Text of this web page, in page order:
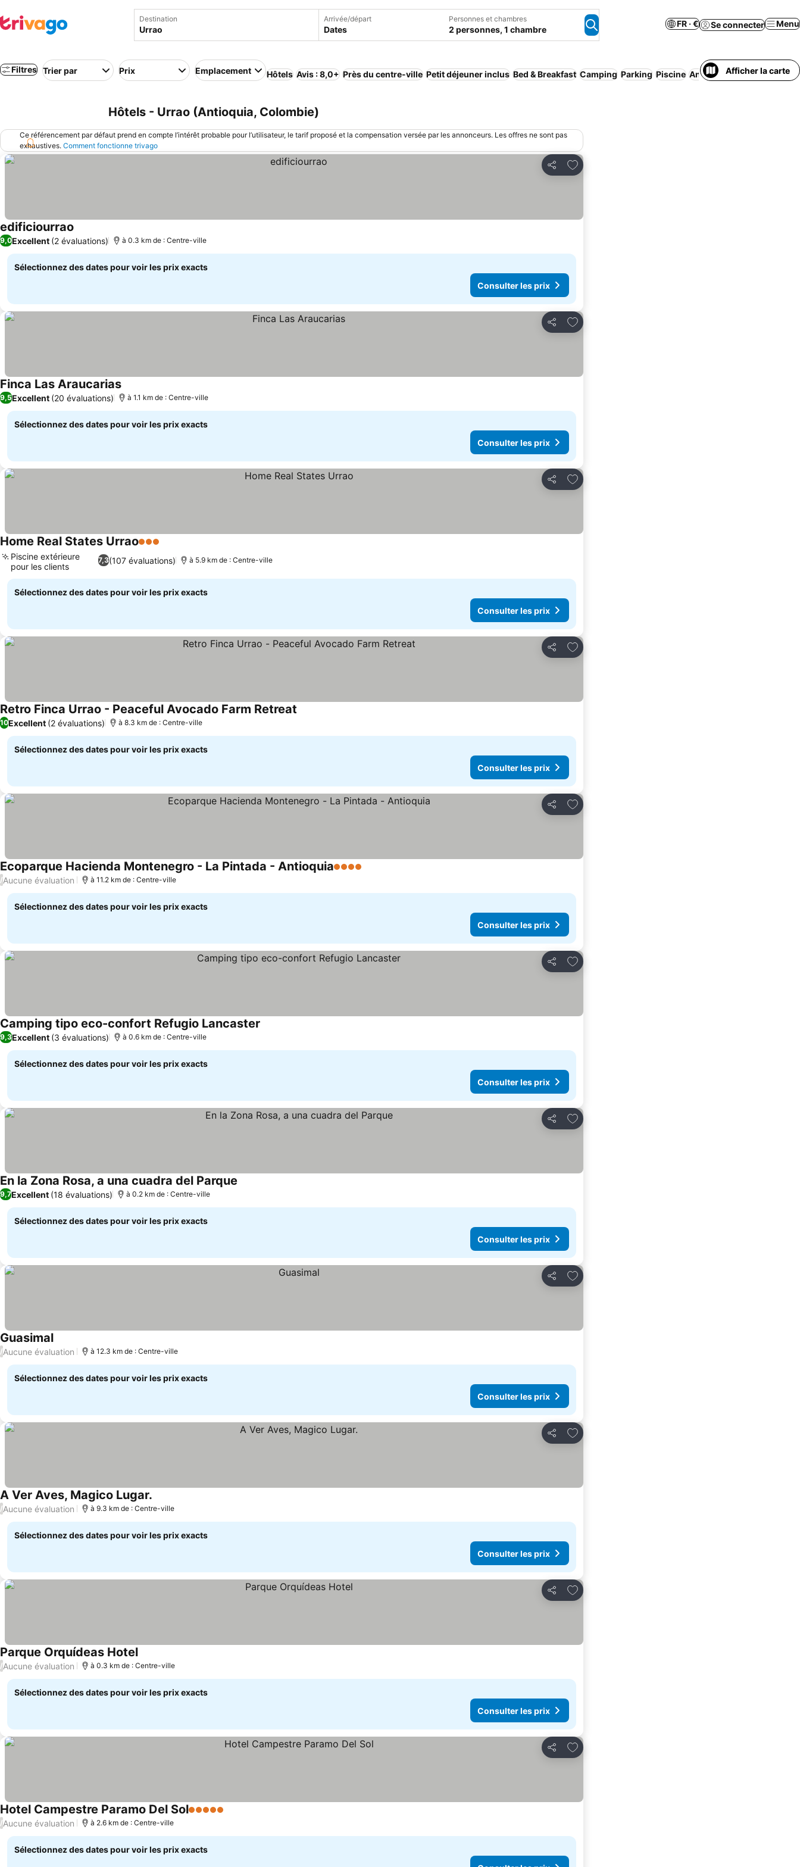
Destination Arrivée/départ
Dates
Personnes et chambres
2 personnes, 1 chambre
FR · € Se connecter Menu
Filtres Trier par Prix Emplacement Hôtels Avis : 8,0+ Près du centre-ville Petit déjeuner inclus Bed & Breakfast Camping Parking Piscine Annulation gratuite
Afficher la carte
Hôtels - Urrao (Antioquia, Colombie)
Ce référencement par défaut prend en compte l’intérêt probable pour l’utilisateur, le tarif proposé et la compensation versée par les annonceurs. Les offres ne sont pas
exhaustives. Comment fonctionne trivago
Partager
Ajouter à mes favoris
edificiourrao
9,0Excellent (2 évaluations) à 0.3 km de : Centre-ville
Sélectionnez des dates pour voir les prix exacts
Consulter les prix
Partager
Ajouter à mes favoris
Finca Las Araucarias
9,5Excellent (20 évaluations) à 1.1 km de : Centre-ville
Sélectionnez des dates pour voir les prix exacts
Consulter les prix
Partager
Ajouter à mes favoris
Home Real States Urrao3 Étoiles
7,3(107 évaluations)
Piscine extérieure
pour les clients
à 5.9 km de : Centre-ville
Sélectionnez des dates pour voir les prix exacts
Consulter les prix
Partager
Ajouter à mes favoris
Retro Finca Urrao - Peaceful Avocado Farm Retreat
10Excellent (2 évaluations) à 8.3 km de : Centre-ville
Sélectionnez des dates pour voir les prix exacts
Consulter les prix
Partager
Ajouter à mes favoris
Ecoparque Hacienda Montenegro - La Pintada - Antioquia4 Étoiles
/Aucune évaluation à 11.2 km de : Centre-ville
Sélectionnez des dates pour voir les prix exacts
Consulter les prix
Partager
Ajouter à mes favoris
Camping tipo eco-confort Refugio Lancaster
9,3Excellent (3 évaluations) à 0.6 km de : Centre-ville
Sélectionnez des dates pour voir les prix exacts
Consulter les prix
Partager
Ajouter à mes favoris
En la Zona Rosa, a una cuadra del Parque
9,7Excellent (18 évaluations) à 0.2 km de : Centre-ville
Sélectionnez des dates pour voir les prix exacts
Consulter les prix
Partager
Ajouter à mes favoris
Guasimal
/Aucune évaluation à 12.3 km de : Centre-ville
Sélectionnez des dates pour voir les prix exacts
Consulter les prix
Partager
Ajouter à mes favoris
A Ver Aves, Magico Lugar.
/Aucune évaluation à 9.3 km de : Centre-ville
Sélectionnez des dates pour voir les prix exacts
Consulter les prix
Partager
Ajouter à mes favoris
Parque Orquídeas Hotel
/Aucune évaluation à 0.3 km de : Centre-ville
Sélectionnez des dates pour voir les prix exacts
Consulter les prix
Partager
Ajouter à mes favoris
Hotel Campestre Paramo Del Sol5 Étoiles
/Aucune évaluation à 2.6 km de : Centre-ville
Sélectionnez des dates pour voir les prix exacts